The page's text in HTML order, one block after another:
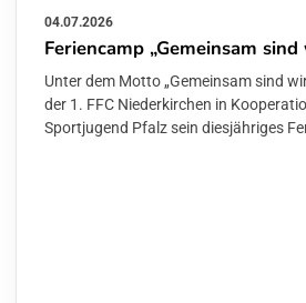
04.07.2026
Feriencamp „Gemeinsam
Unter dem Motto „Gemeinsam sind
der 1. FFC Niederkirchen in
Sportjugend Pfalz sein diesjähriges